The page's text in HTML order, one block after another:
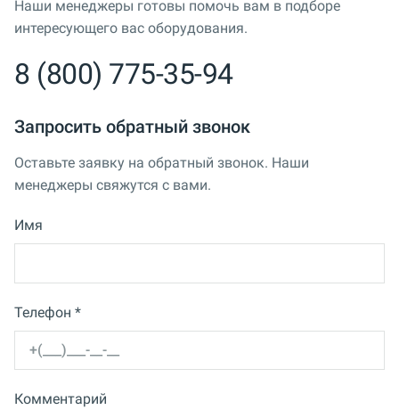
Наши менеджеры готовы помочь вам в подборе
интересующего вас оборудования.
8 (800) 775-35-94
Запросить обратный звонок
Оставьте заявку на обратный звонок. Наши
менеджеры свяжутся с вами.
Имя
Телефон *
Комментарий